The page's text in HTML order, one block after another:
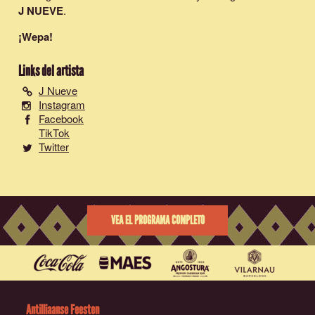
J NUEVE.
¡Wepa!
Links del artista
J Nueve
Instagram
Facebook
TikTok
Twitter
VEA EL PROGRAMA COMPLETO
Antilliaanse Feesten